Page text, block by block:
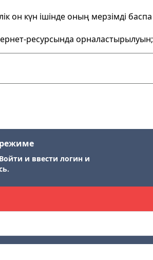
он күн ішінде оның мерзімді баспа
ресурсында орналастырылуын;
и ввести логин и